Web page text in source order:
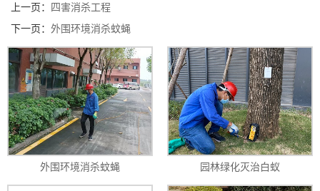
上一页：
四害消杀工程
下一页： 外围环境消杀蚊蝇
外围环境消杀蚊蝇 园林绿化灭治白蚁